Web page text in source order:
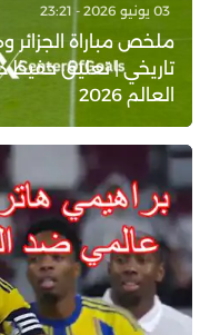
03 يونيو 2026 - 23:21
ملخص مباراة
تاريخي | تعليق حفيظ
العالم 2026